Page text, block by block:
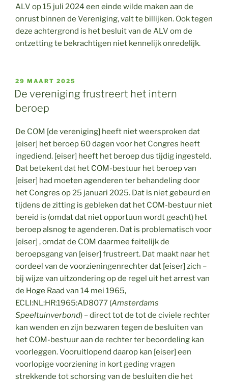
ALV op 15 juli 2024 een einde wilde maken aan de
onrust binnen de Vereniging, valt te billijken. Ook tegen
deze achtergrond is het besluit van de ALV om de
ontzetting te bekrachtigen niet kennelijk onredelijk.
GEPLAATST
OP
29 MAART 2025
De vereniging frustreert het intern
beroep
De COM [de vereniging] heeft niet weersproken dat
[eiser] het beroep 60 dagen voor het Congres heeft
ingediend. [eiser] heeft het beroep dus tijdig ingesteld.
Dat betekent dat het COM-bestuur het beroep van
[eiser] had moeten agenderen ter behandeling door
het Congres op 25 januari 2025. Dat is niet gebeurd en
tijdens de zitting is gebleken dat het COM-bestuur niet
bereid is (omdat dat niet opportuun wordt geacht) het
beroep alsnog te agenderen. Dat is problematisch voor
[eiser] , omdat de COM daarmee feitelijk de
beroepsgang van [eiser] frustreert. Dat maakt naar het
oordeel van de voorzieningenrechter dat [eiser] zich –
bij wijze van uitzondering op de regel uit het arrest van
de Hoge Raad van 14 mei 1965,
ECLI:NL:HR:1965:AD8077 (Amsterdams
Speeltuinverbond) – direct tot de tot de civiele rechter
kan wenden en zijn bezwaren tegen de besluiten van
het COM-bestuur aan de rechter ter beoordeling kan
voorleggen. Vooruitlopend daarop kan [eiser] een
voorlopige voorziening in kort geding vragen
strekkende tot schorsing van de besluiten die het